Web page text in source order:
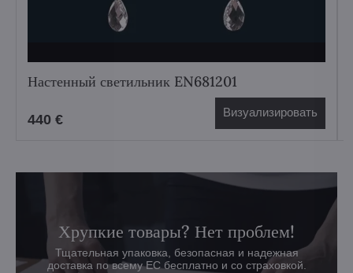
Настенный светильник EN681201
440 € Визуализировать
Хрупкие товары? Нет проблем!
Тщательная упаковка, безопасная и надежная
доставка по всему ЕС бесплатно и со страховкой.